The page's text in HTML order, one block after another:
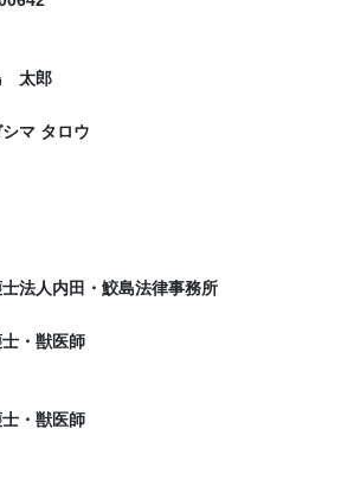
太郎
マ タロウ
法人内田・鮫島法律事務所
・獣医師
・獣医師